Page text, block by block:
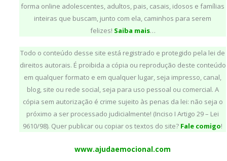
forma online adolescentes, adultos, pais, casais, idosos e famílias
inteiras que buscam, junto com ela, caminhos para serem
felizes! Saiba mais…
Todo o conteúdo desse site está registrado e protegido pela lei de
direitos autorais. É proibida a cópia ou reprodução deste conteúdo
em qualquer formato e em qualquer lugar, seja impresso, canal,
blog, site ou rede social, seja para uso pessoal ou comercial. A
cópia sem autorização é crime sujeito às penas da lei: não seja o
próximo a ser processado judicialmente! (Inciso I Artigo 29 – Lei
9610/98). Quer publicar ou copiar os textos do site? Fale comigo!
www.ajudaemocional.com